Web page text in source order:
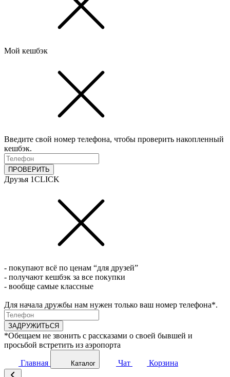
Мой кешбэк
Введите свой номер телефона, чтобы проверить накопленный
кешбэк.
ПРОВЕРИТЬ
Друзья 1CLICK
- покупают всё по ценам “для друзей”
- получают кешбэк за все покупки
- вообще самые классные
Для начала дружбы нам нужен только ваш номер телефона*.
ЗАДРУЖИТЬСЯ
*Обещаем не звонить с рассказами о своей бывшей и
просьбой встретить из аэропорта
Главная Каталог Чат Корзина